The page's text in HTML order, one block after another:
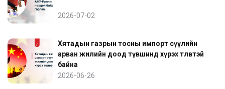
2026-07-02
Хятадын газрын тосны импорт сүүлийн
арван жилийн доод түвшинд хүрэх төлөвтэй
байна
2026-06-26